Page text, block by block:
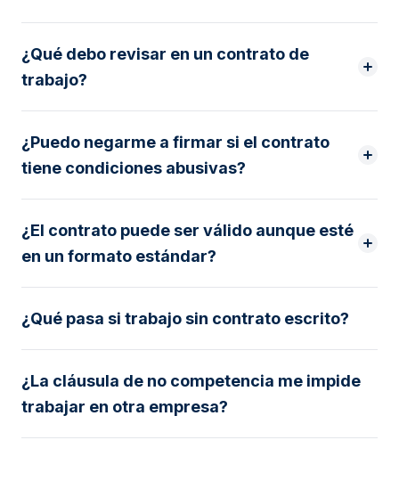
¿Qué debo revisar en un contrato de
trabajo?
¿Puedo negarme a firmar si el contrato
tiene condiciones abusivas?
¿El contrato puede ser válido aunque esté
en un formato estándar?
¿Qué pasa si trabajo sin contrato escrito?
¿La cláusula de no competencia me impide
trabajar en otra empresa?